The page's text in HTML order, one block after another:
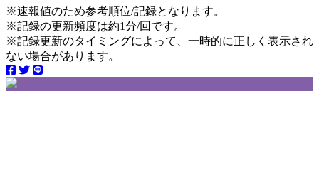
※速報値のため参考順位/記録となります。
※記録の更新頻度は約1分/回です。
※記録更新のタイミングによって、一時的に正しく表示され
ない場合があります。